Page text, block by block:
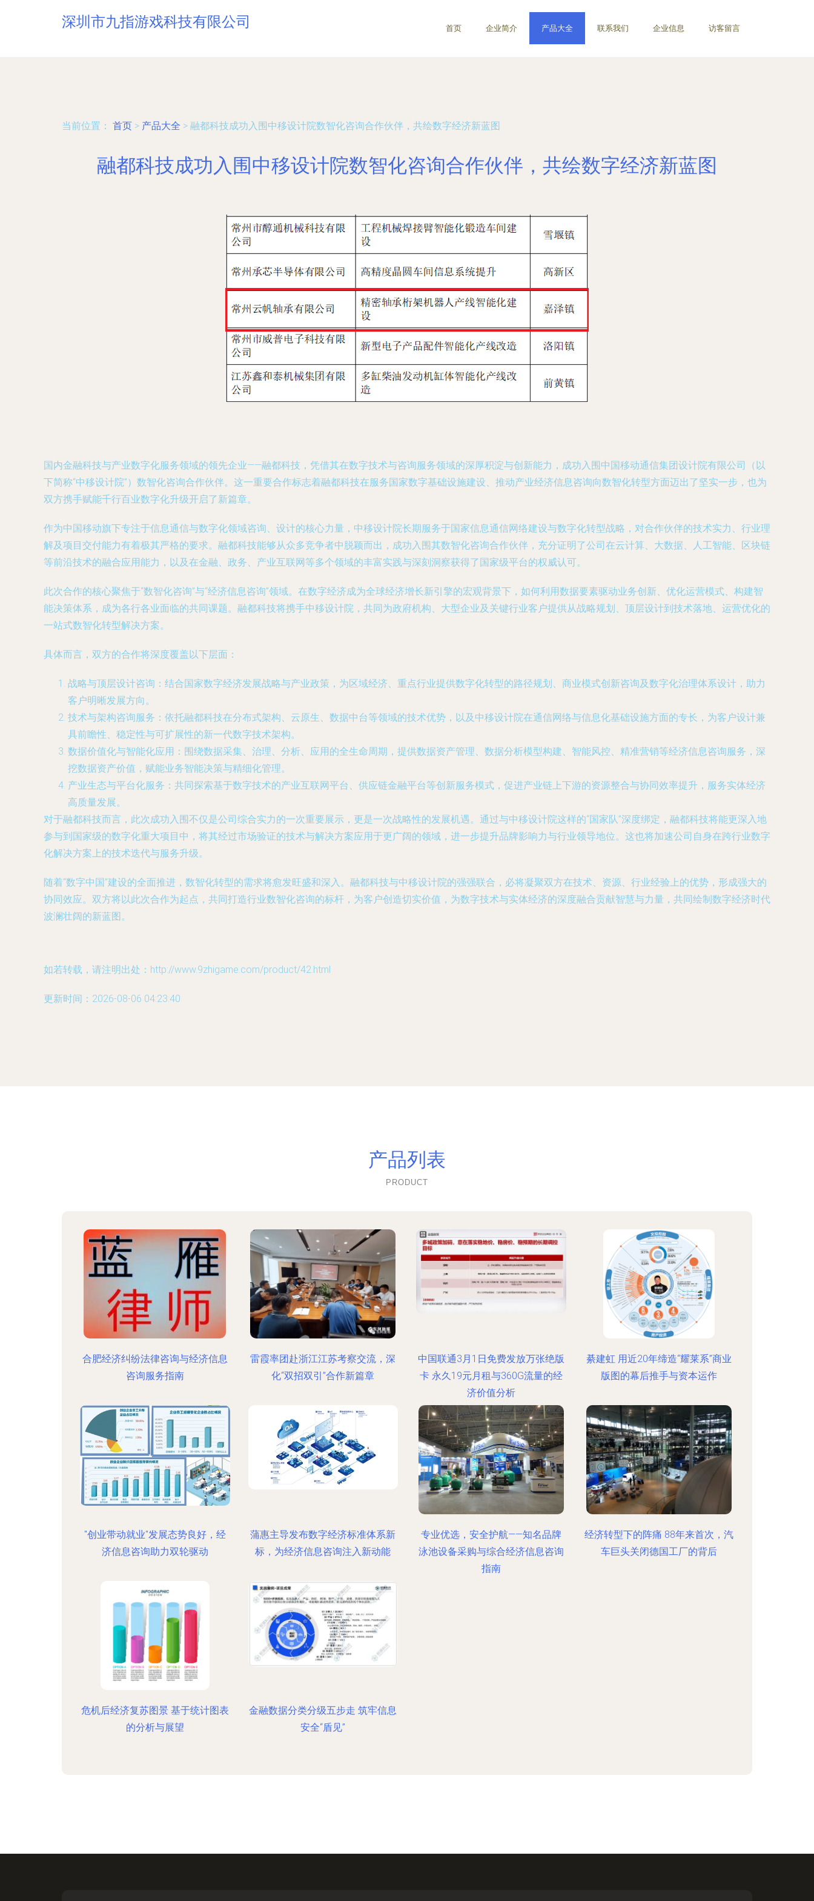
深圳市九指游戏科技有限公司 首页 企业简介 产品大全 联系我们 企业信息 访客留言
当前位置： 首页 > 产品大全 > 融都科技成功入围中移设计院数智化咨询合作伙伴，共绘数字经济新蓝图
融都科技成功入围中移设计院数智化咨询合作伙伴，共绘数字经济新蓝图
国内金融科技与产业数字化服务领域的领先企业——融都科技，凭借其在数字技术与咨询服务领域的深厚积淀与创新能力，成功入围中国移动通信集团设计院有限公司（以
下简称“中移设计院”）数智化咨询合作伙伴。这一重要合作标志着融都科技在服务国家数字基础设施建设、推动产业经济信息咨询向数智化转型方面迈出了坚实一步，也为
双方携手赋能千行百业数字化升级开启了新篇章。
作为中国移动旗下专注于信息通信与数字化领域咨询、设计的核心力量，中移设计院长期服务于国家信息通信网络建设与数字化转型战略，对合作伙伴的技术实力、行业理
解及项目交付能力有着极其严格的要求。融都科技能够从众多竞争者中脱颖而出，成功入围其数智化咨询合作伙伴，充分证明了公司在云计算、大数据、人工智能、区块链
等前沿技术的融合应用能力，以及在金融、政务、产业互联网等多个领域的丰富实践与深刻洞察获得了国家级平台的权威认可。
此次合作的核心聚焦于“数智化咨询”与“经济信息咨询”领域。在数字经济成为全球经济增长新引擎的宏观背景下，如何利用数据要素驱动业务创新、优化运营模式、构建智
能决策体系，成为各行各业面临的共同课题。融都科技将携手中移设计院，共同为政府机构、大型企业及关键行业客户提供从战略规划、顶层设计到技术落地、运营优化的
一站式数智化转型解决方案。
具体而言，双方的合作将深度覆盖以下层面：
战略与顶层设计咨询 ：结合国家数字经济发展战略与产业政策，为区域经济、重点行业提供数字化转型的路径规划、商业模式创新咨询及数字化治理体系设计，助力
客户明晰发展方向。
技术与架构咨询服务 ：依托融都科技在分布式架构、云原生、数据中台等领域的技术优势，以及中移设计院在通信网络与信息化基础设施方面的专长，为客户设计兼
具前瞻性、稳定性与可扩展性的新一代数字技术架构。
数据价值化与智能化应用 ：围绕数据采集、治理、分析、应用的全生命周期，提供数据资产管理、数据分析模型构建、智能风控、精准营销等经济信息咨询服务，深
挖数据资产价值，赋能业务智能决策与精细化管理。
产业生态与平台化服务 ：共同探索基于数字技术的产业互联网平台、供应链金融平台等创新服务模式，促进产业链上下游的资源整合与协同效率提升，服务实体经济
高质量发展。
对于融都科技而言，此次成功入围不仅是公司综合实力的一次重要展示，更是一次战略性的发展机遇。通过与中移设计院这样的“国家队”深度绑定，融都科技将能更深入地
参与到国家级的数字化重大项目中，将其经过市场验证的技术与解决方案应用于更广阔的领域，进一步提升品牌影响力与行业领导地位。这也将加速公司自身在跨行业数字
化解决方案上的技术迭代与服务升级。
随着“数字中国”建设的全面推进，数智化转型的需求将愈发旺盛和深入。融都科技与中移设计院的强强联合，必将凝聚双方在技术、资源、行业经验上的优势，形成强大的
协同效应。双方将以此次合作为起点，共同打造行业数智化咨询的标杆，为客户创造切实价值，为数字技术与实体经济的深度融合贡献智慧与力量，共同绘制数字经济时代
波澜壮阔的新蓝图。
如若转载，请注明出处：http://www.9zhigame.com/product/42.html
更新时间：2026-08-06 04:23:40
产品列表
PRODUCT
合肥经济纠纷法律咨询与经济信息
咨询服务指南
雷霞率团赴浙江江苏考察交流，深
化“双招双引”合作新篇章
中国联通3月1日免费发放万张绝版
卡 永久19元月租与360G流量的经
济价值分析
綦建虹 用近20年缔造“耀莱系”商业
版图的幕后推手与资本运作
"创业带动就业"发展态势良好，经
济信息咨询助力双轮驱动
蒲惠主导发布数字经济标准体系新
标，为经济信息咨询注入新动能
专业优选，安全护航——知名品牌
泳池设备采购与综合经济信息咨询
指南
经济转型下的阵痛 88年来首次，汽
车巨头关闭德国工厂的背后
危机后经济复苏图景 基于统计图表
的分析与展望
金融数据分类分级五步走 筑牢信息
安全“盾见”